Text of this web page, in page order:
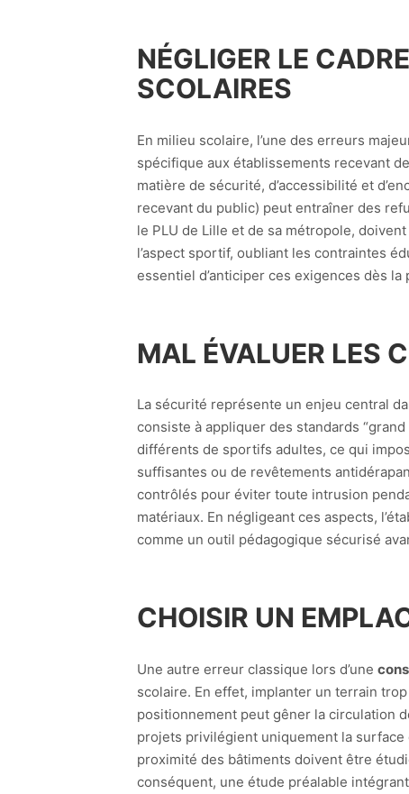
NÉGLIGER LE
SCOLAIRES
En milieu scolaire, l’une des erreurs
spécifique aux établissements recevant
matière de sécurité, d’accessibilité et
recevant du public) peut entraîner des
le PLU de Lille et de sa métropole,
l’aspect sportif, oubliant les contraintes
essentiel d’anticiper ces exigences dès la
MAL ÉVALUER LES
La sécurité représente un enjeu central
consiste à appliquer des standards
différents de sportifs adultes, ce qui
suffisantes ou de revêtements
contrôlés pour éviter toute intrusion
matériaux. En négligeant ces aspects,
comme un outil pédagogique sécurisé
CHOISIR UN
Une autre erreur classique lors d’une
scolaire. En effet, implanter un terrain
positionnement peut gêner la circulation
projets privilégient uniquement la surface
proximité des bâtiments doivent être
conséquent, une étude préalable